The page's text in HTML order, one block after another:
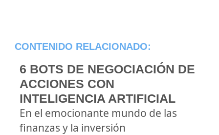
CONTENIDO RELACIONADO:
6 BOTS DE NEGOCIACIÓN DE
ACCIONES CON
INTELIGENCIA ARTIFICIAL
En el emocionante mundo de las
finanzas y la inversión